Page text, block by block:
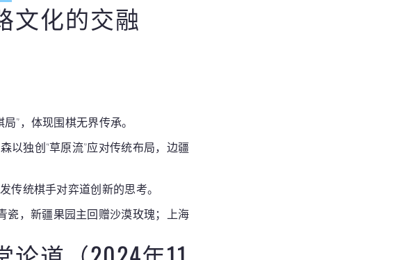
文化的交融
”，体现围棋无界传承。
以独创“草原流”应对传统布局，边疆
传统棋手对弈道创新的思考。
瓷，新疆果园主回赠沙漠玫瑰；上海